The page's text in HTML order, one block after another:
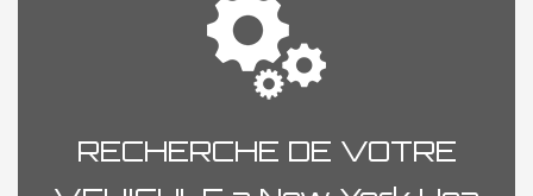
RECHERCHE DE VOTRE